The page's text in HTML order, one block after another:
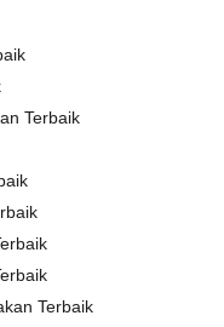
Terbaik
Terbaik